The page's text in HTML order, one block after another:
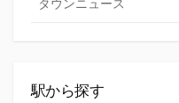
タウンニュース
駅から探す